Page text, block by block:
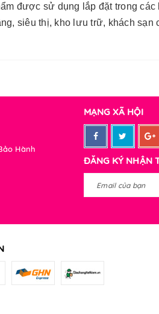
được sử dụng lắp đặt trong các
siêu thị, kho lưu trữ, khách sạn
Hành
MẠNG XÃ HỘI
ĐĂNG KÝ NHẬN